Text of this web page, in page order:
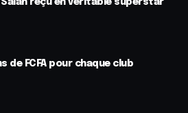
reçu en véritable superstar
de FCFA pour chaque club